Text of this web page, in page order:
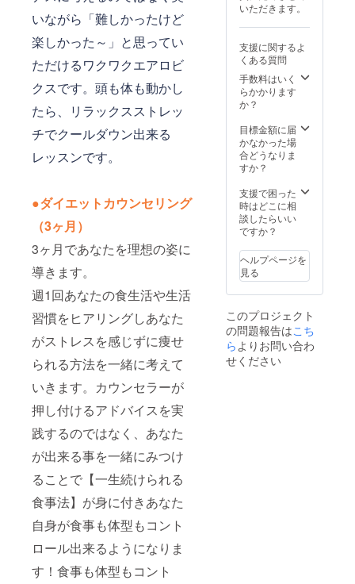
いながら「難しかったけど
楽しかった～」と思ってい
ただけるワクワクエアロビ
クスです。頭も体も動かし
たら、リラックスストレッ
チでクールダウン出来る
レッスンです。
●ダイエットカウンセリング
（3ヶ月）
3ヶ月であなたを理想の姿に
導きます。
週1回あなたの食生活や生活
習慣をヒアリングしあなた
がストレスを感じずに痩せ
られる方法を一緒に考えて
いきます。カウンセラーが
押し付けるアドバイスを実
践するのではなく、あなた
が出来る事を一緒にみつけ
ることで【一生続けられる
食事法】が身に付きあなた
自身が食事も体型もコント
ロール出来るようになりま
す！食事も体型もコント
次第、
メール
をお知
らせ致
しま
す。
な笑顔
輝く女
れま
す。 ==
受講方
法：
Zoomを
ます。
日程に
つきま
して
ロジェ
クト終
了後、
山本奈
ら連絡
をメー
ルさせ
て頂
整させ
て頂き
ます。
日程調
整に
会場ま
での交
つきま
して
は、実
費をご
負担い
ますよ
うよろ
しくお
願いし
出張
費 ：
遠方の
場合は
費・宿
泊費・
出張費
として
金が発
生いた
しま
す。 ※
備考欄
いただきます。
支援に関するよ
くある質問
手数料はいく
らかかります
か？
目標金額に届
かなかった場
合どうなりま
すか？
支援で困った
時はどこに相
談したらいい
ですか？
ヘルプページを
見る
このプロジェクト
の問題報告はこち
らよりお問い合わ
せください